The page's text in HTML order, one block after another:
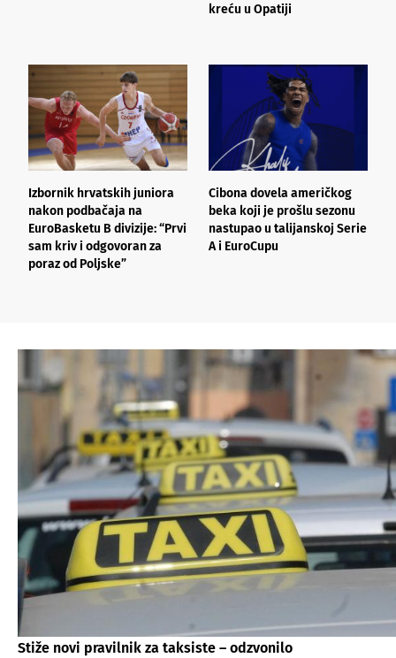
kreću u Opatiji
Izbornik hrvatskih juniora
nakon podbačaja na
EuroBasketu B divizije: “Prvi
sam kriv i odgovoran za
poraz od Poljske”
Cibona dovela američkog
beka koji je prošlu sezonu
nastupao u talijanskoj Serie
A i EuroCupu
Stiže novi pravilnik za taksiste – odzvonilo